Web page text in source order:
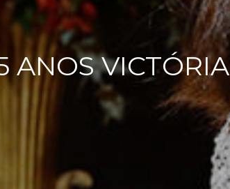
ANOS VICTÓRIA